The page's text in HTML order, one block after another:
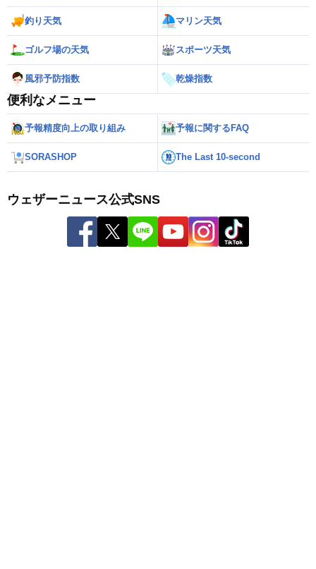
釣り天気 マリン天気
ゴルフ場の天気 スポーツ天気
風邪予防指数 乾燥指数
便利なメニュー
予報精度向上の取り組み 予報に関するFAQ
SORASHOP The Last 10-second
ウェザーニュース公式SNS